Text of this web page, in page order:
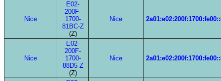
Nice
E02-
200F-
1700-
81BC-Z
(Z)
Nice
Nice
E02-
200F-
1700-
88D5-Z
(Z)
Nice